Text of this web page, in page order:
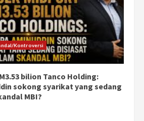
Kontroversi
bilion Tanco Holding:
sokong syarikat yang sedang
MBI?